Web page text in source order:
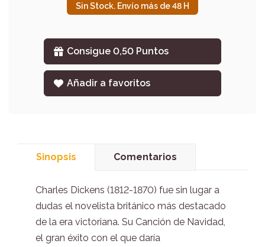
Sin Stock. Envío más de 48 H
Consigue 0,50 Puntos
Añadir a favoritos
Sinopsis Comentarios
Charles Dickens (1812-1870) fue sin lugar a
dudas el novelista británico más destacado
de la era victoriana. Su Canción de Navidad,
el gran éxito con el que daría